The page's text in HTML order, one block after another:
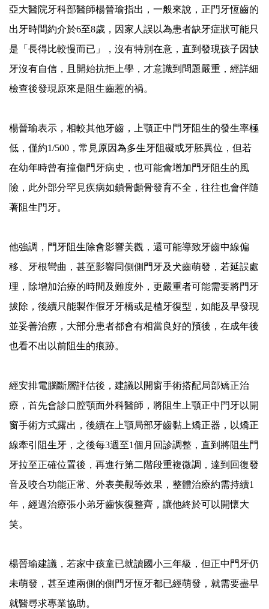
亞大醫院牙科部醫師楊晉瑜指出，一般來說，正門牙恆齒的
出牙時間約介於6至8歲，因家人誤以為患者缺牙症狀可能只
是「長得比較慢而已」，沒有特別在意，直到發現孩子因缺
牙沒有自信，且開始抗拒上學，才意識到問題嚴重，經詳細
檢查後發現原來是阻生齒惹的禍。
楊晉瑜表示，相較其他牙齒，上顎正中門牙阻生的發生率極
低，僅約1/500，常見原因為多生牙阻礙或牙胚異位，但若
在幼年時曾有撞傷門牙病史，也可能會增加門牙阻生的風
險，此外部分罕見疾病如鎖骨顱骨發育不全，往往也會伴隨
著阻生門牙。
他強調，門牙阻生除會影響美觀，還可能導致牙齒中線偏
移、牙根彎曲，甚至影響同側側門牙及犬齒萌發，若延誤處
理，除增加治療的時間及難度外，更嚴重者可能需要將門牙
拔除，後續只能製作假牙牙橋或是植牙復型，如能及早發現
並妥善治療，大部分患者都會有相當良好的預後，在成年後
也看不出以前阻生的痕跡。
經安排電腦斷層評估後，建議以開窗手術搭配局部矯正治
療，首先會診口腔顎面外科醫師，將阻生上顎正中門牙以開
窗手術方式露出，後續在上顎局部牙齒黏上矯正器，以矯正
線牽引阻生牙，之後每3週至1個月回診調整，直到將阻生門
牙拉至正確位置後，再進行第二階段重複微調，達到回復發
音及咬合功能正常、外表美觀等效果，整體治療約需持續1
年，經過治療張小弟牙齒恢復整齊，讓他終於可以開懷大
笑。
楊晉瑜建議，若家中孩童已就讀國小三年級，但正中門牙仍
未萌發，甚至連兩側的側門牙恆牙都已經萌發，就需要盡早
就醫尋求專業協助。